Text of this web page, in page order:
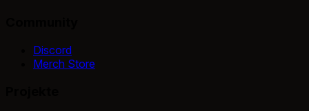
Discord
Merch Store